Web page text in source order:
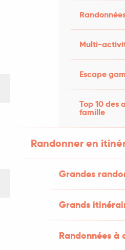
Multi-
Escape
Top 10 des
famille
Randonner en
Grandes
Grands
Randonnées